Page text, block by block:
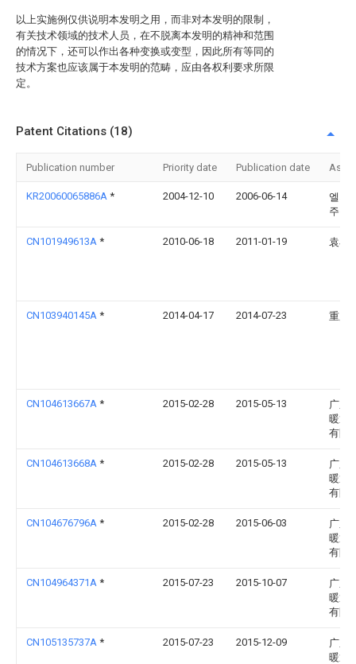
以上实施例仅供说明本发明之用，而非对本发明的限制，
有关技术领域的技术人员，在不脱离本发明的精神和范围
的情况下，还可以作出各种变换或变型，因此所有等同的
技术方案也应该属于本发明的范畴，应由各权利要求所限
定。
Patent Citations (18)
Publication number Priority date Publication date
KR20060065886A * 2004-12-10 2006-06-14
엘지
주식
CN101949613A * 2010-06-18 2011-01-19 袁小
CN103940145A * 2014-04-17 2014-07-23 重庆
CN104613667A * 2015-02-28 2015-05-13
广东
暖通
有限
CN104613668A * 2015-02-28 2015-05-13
广东
暖通
有限
CN104676796A * 2015-02-28 2015-06-03
广东
暖通
有限
CN104964371A * 2015-07-23 2015-10-07
广东
暖通
有限
CN105135737A * 2015-07-23 2015-12-09
广东
暖通